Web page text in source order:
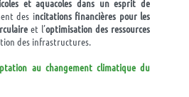
et aquacoles dans un esprit de
des incitations financières pour les
et l’optimisation des ressources
des infrastructures.
au changement climatique du